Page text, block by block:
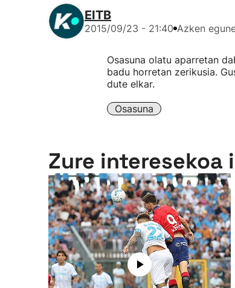
EITB
2015/09/23 - 21:40 Azken
Osasuna olatu aparretan
badu horretan zerikusia.
dute elkar.
Osasuna
Zure interesekoa